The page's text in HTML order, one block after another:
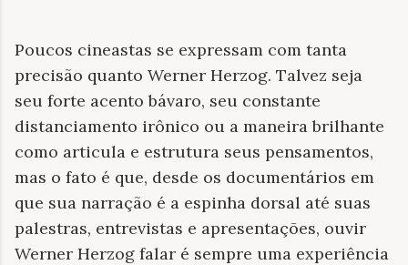
Poucos cineastas se expressam com tanta
precisão quanto Werner Herzog. Talvez seja
seu forte acento bávaro, seu constante
distanciamento irônico ou a maneira brilhante
como articula e estrutura seus pensamentos,
mas o fato é que, desde os documentários em
que sua narração é a espinha dorsal até suas
palestras, entrevistas e apresentações, ouvir
Werner Herzog falar é sempre uma experiência